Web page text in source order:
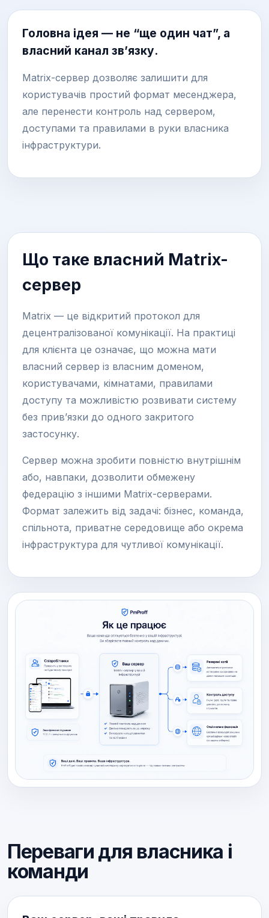
Головна ідея — не “ще один чат”, а
власний канал зв’язку.
Matrix-сервер дозволяє залишити для
користувачів простий формат месенджера,
але перенести контроль над сервером,
доступами та правилами в руки власника
інфраструктури.
Що таке власний Matrix-
сервер
Matrix — це відкритий протокол для
децентралізованої комунікації. На практиці
для клієнта це означає, що можна мати
власний сервер із власним доменом,
користувачами, кімнатами, правилами
доступу та можливістю розвивати систему
без прив’язки до одного закритого
застосунку.
Сервер можна зробити повністю внутрішнім
або, навпаки, дозволити обмежену
федерацію з іншими Matrix-серверами.
Формат залежить від задачі: бізнес, команда,
спільнота, приватне середовище або окрема
інфраструктура для чутливої комунікації.
Переваги для власника і
команди